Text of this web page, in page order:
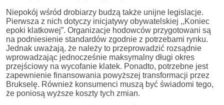
Niepokój wśród drobiarzy budzą także unijne legislacje.
Pierwsza z nich dotyczy inicjatywy obywatelskiej ,,Koniec
epoki klatkowej”. Organizacje hodowców przygotowani są
na podniesienie standardów zgodnie z potrzebami rynku.
Jednak uważają, że należy to przeprowadzić rozsądnie
wprowadzając jednocześnie maksymalny długi okres
przejściowy na wycofanie klatek. Ponadto, potrzebne jest
zapewnienie finansowania powyższej transformacji przez
Brukselę. Również konsumenci muszą być świadomi tego,
że poniosą wyższe koszty tych zmian.